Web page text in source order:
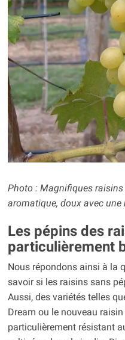
Photo : Magnifiques
aromatique, doux avec
Les pépins des
particulièrement
Nous répondons ainsi à la
savoir si les raisins sans
Aussi, des variétés telles
Dream ou le nouveau
particulièrement résistant